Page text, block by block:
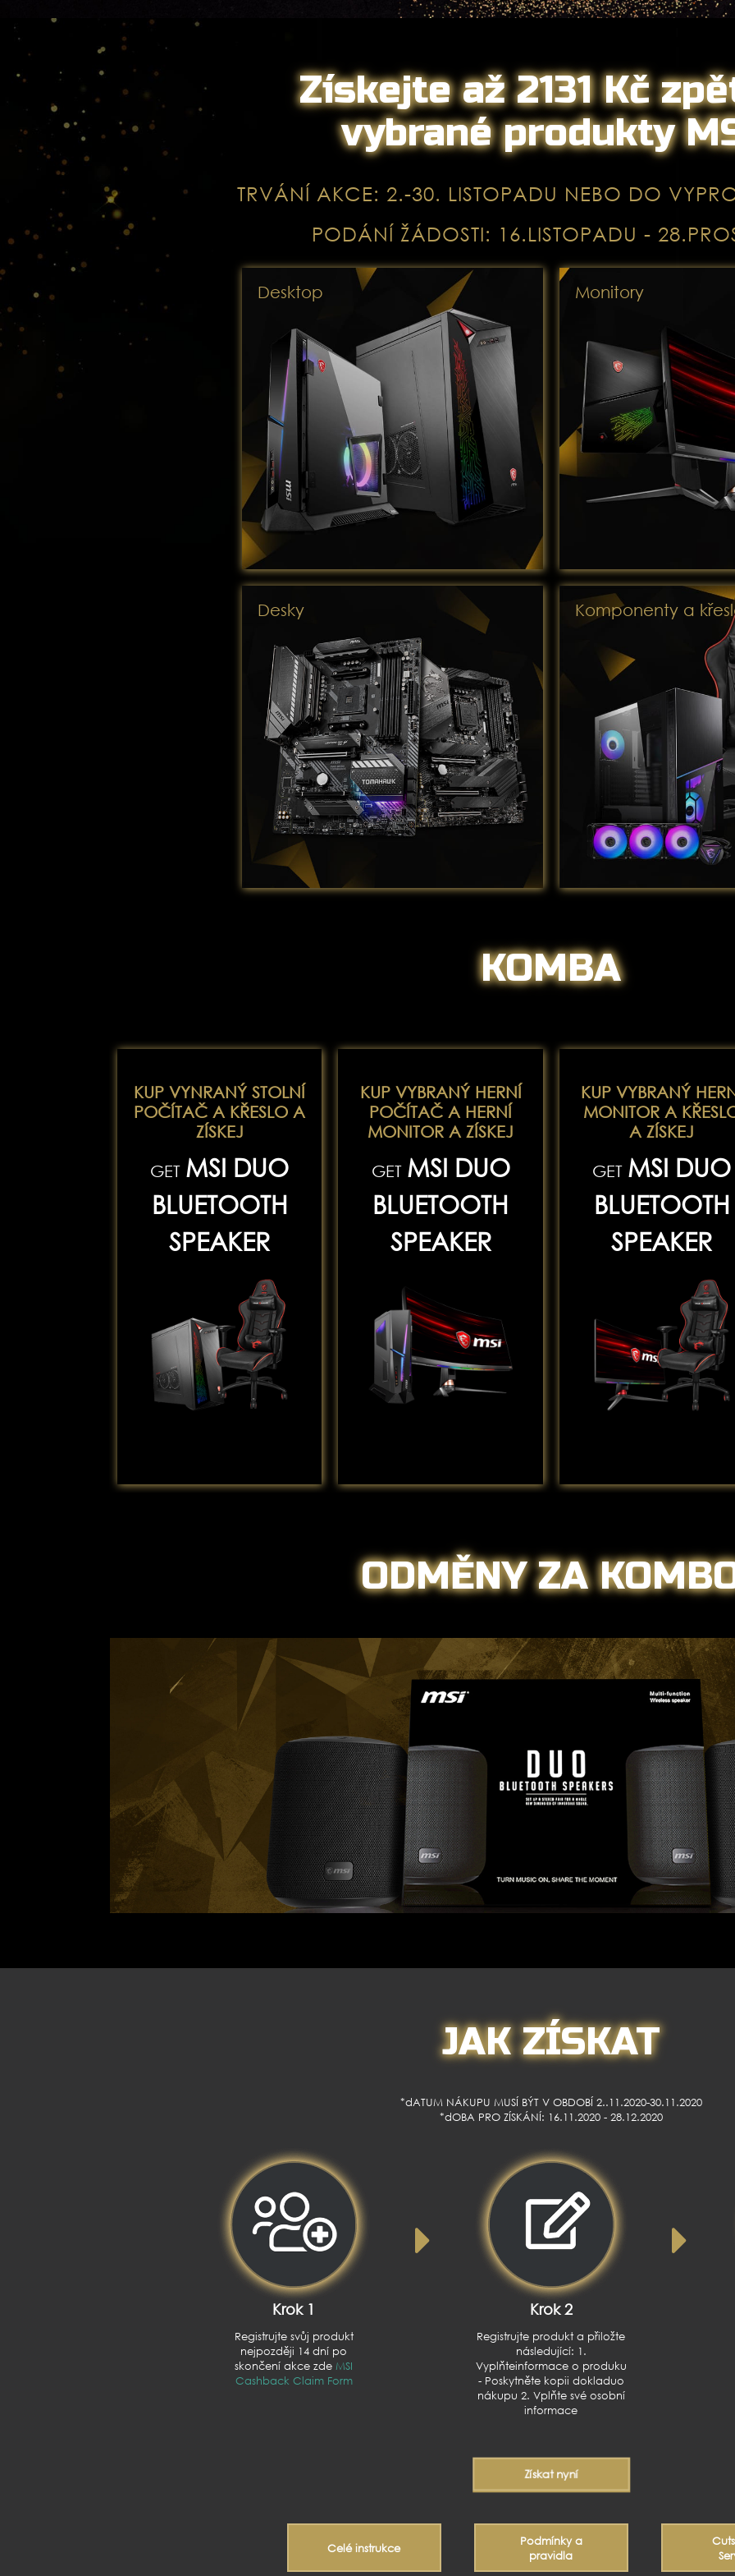
Získejte až 2131 Kč
vybrané produkty
TRVÁNÍ AKCE: 2.-30. LISTOPADU NEBO DO
PODÁNÍ ŽÁDOSTI: 16.LISTOPADU -
Desktop Monitory
Desky Komponenty a
KOMBA
KUP VYNRANÝ STOLNÍ
POČÍTAČ A KŘESLO A
ZÍSKEJ
GET MSI DUO
BLUETOOTH
SPEAKER
KUP VYBRANÝ HERNÍ
POČÍTAČ A HERNÍ
MONITOR A ZÍSKEJ
GET MSI DUO
BLUETOOTH
SPEAKER
KUP VYBRANÝ
MONITOR A
A ZÍSKEJ
GET MSI DUO
BLUETOOTH
SPEAKER
ODMĚNY ZA
JAK ZÍSKAT
*dATUM NÁKUPU MUSÍ BÝT V OBDOBÍ 2..11.2020-30.11.2020
*dOBA PRO ZÍSKÁNÍ: 16.11.2020 - 28.12.2020
Krok 1
Registrujte svůj produkt
nejpozději 14 dní po
skončení akce zde MSI
Cashback Claim Form
Krok 2
Registrujte produkt a přiložte
následující: 1.
Vyplňteinformace o produku
- Poskytněte kopii dokladuo
nákupu 2. Vplňte své osobní
informace
Získat nyní
Celé instrukce
Podmínky a
pravidla